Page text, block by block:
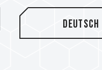
Deutsch